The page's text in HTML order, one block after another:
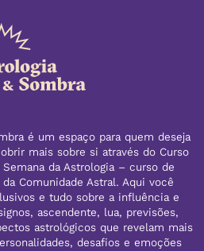
é um espaço para quem deseja
mais sobre si através do Curso
da Astrologia – curso de
Comunidade Astral. Aqui você
e tudo sobre a influência e
ascendente, lua, previsões,
astrológicos que revelam mais
desafios e emoções